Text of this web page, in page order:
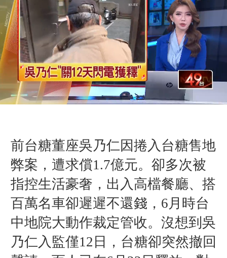
前台糖董座吳乃仁因捲入台糖售地
弊案，遭求償1.7億元。卻多次被
指控生活豪奢，出入高檔餐廳、搭
百萬名車卻遲遲不還錢，6月時台
中地院大動作裁定管收。沒想到吳
乃仁入監僅12日，台糖卻突然撤回